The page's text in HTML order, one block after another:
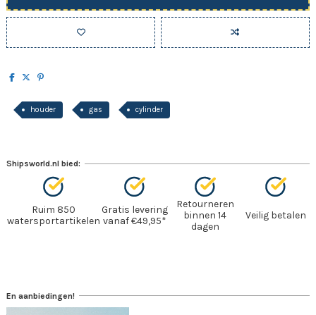
houder gas cylinder
Shipsworld.nl bied:
Ruim 850
watersportartikelen
Gratis levering
vanaf €49,95*
Retourneren
binnen 14
dagen
Veilig betalen
En aanbiedingen!